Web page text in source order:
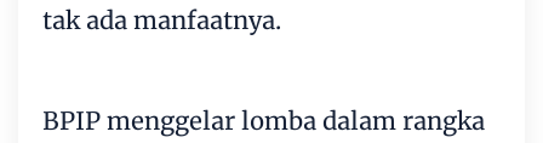
tak ada manfaatnya.
BPIP menggelar lomba dalam rangka